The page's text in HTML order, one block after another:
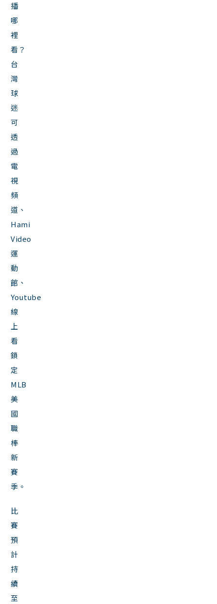
播
哪
裡
看？
台
灣
球
迷
可
透
過
電
視
頻
道、
Hami
Video
運
動
館、
Youtube
線
上
看
鎖
定
MLB
美
國
職
棒
新
賽
季。
比
賽
預
計
持
續
至